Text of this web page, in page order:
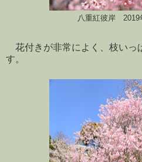
八重紅彼岸 2019
花付きが非常によく、枝いっ
す。